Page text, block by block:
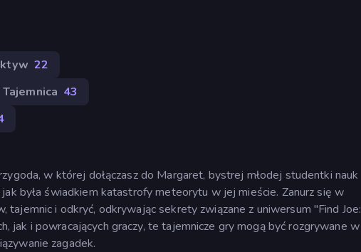
22
Tajemnica 43
w której dołączasz do Margaret, bystrej młodej studentki nauk
była świadkiem katastrofy meteorytu w jej mieście. Zanurz się w
i odkryć, odkrywając sekrety związane z uniwersum "Find Joe:
jak i powracających graczy, te tajemnicze gry mogą być rozgrywane w
zagadek.